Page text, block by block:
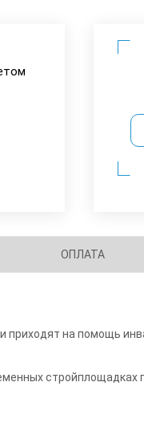
ОПЛАТА
приходят на помощь
стройплощадках